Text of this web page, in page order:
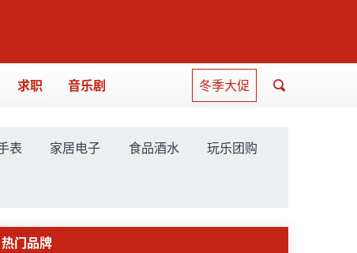
求职 音乐剧 冬季大促
表 家居电子 食品酒水 玩乐团购
热门品牌